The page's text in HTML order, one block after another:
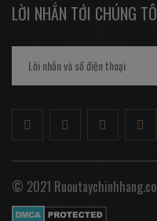
LỜI NHẮN TỚI CHÚNG
© 2021